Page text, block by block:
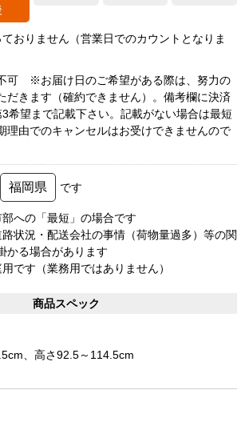
おりません（営業日でのカウントとなりま
可 ※お届け日のご希望がある際は、努力の
だきます（確約できません）。備考欄に決済
希望まで記載下さい。記載がない場合は最短
理由でのキャンセルはお受けできませんので
福岡県 です
への「最短」の場合です
状況・配送会社の事情（荷物量過多）等の関
かる場合があります
です（業務用ではありません）
商品スペック
、高さ92.5～114.5cm